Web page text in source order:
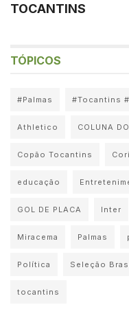
TOCANTINS
TÓPICOS
#Palmas #Tocantins
Athletico COLUNA
Copão Tocantins
educação
GOL DE PLACA Inter
Miracema Palmas
Política Seleção
tocantins